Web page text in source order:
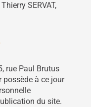
SERVAT,
rue Paul Brutus
possède à ce jour
du site.